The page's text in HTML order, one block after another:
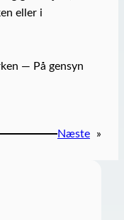
eller i
— På gensyn
Næste »